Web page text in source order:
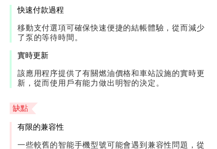
快速付款過程
移動支付選項可確保快速便捷的結帳體驗，從而減少
了泵的等待時間。
實時更新
該應用程序提供了有關燃油價格和車站設施的實時更
新，從而使用戶有能力做出明智的決定。
缺點
有限的兼容性
一些較舊的智能手機型號可能會遇到兼容性問題，從